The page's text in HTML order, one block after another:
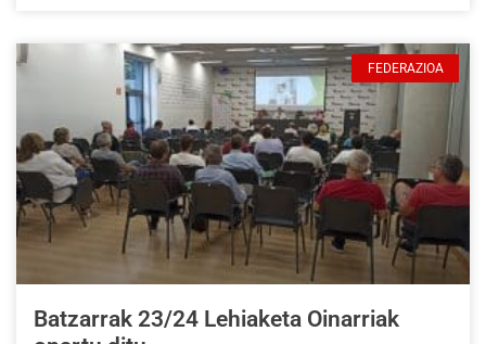
FEDERAZIOA
Batzarrak 23/24 Lehiaketa Oinarriak